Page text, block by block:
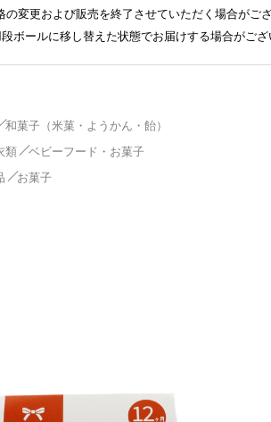
変更および販売を終了させていただく場合がご
ボールに移し替えた状態でお届けする場合がござ
和菓子（米菓・ようかん・飴）
類
ベビーフード・お菓子
お菓子